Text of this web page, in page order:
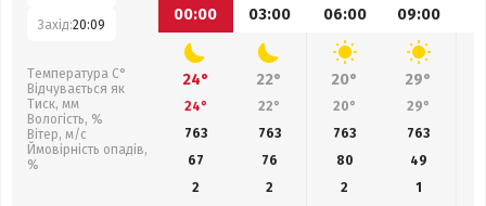
Захід:20:09
Температура С°
Відчувається як
Тиск, мм
Вологість, %
Вітер, м/с
Ймовірність опадів,
%
00:00
03:00 06:00 09:00
24° 22° 20° 29°
24° 22° 20° 29°
763
763 763 763
67
76 80
49
2
2 2
1